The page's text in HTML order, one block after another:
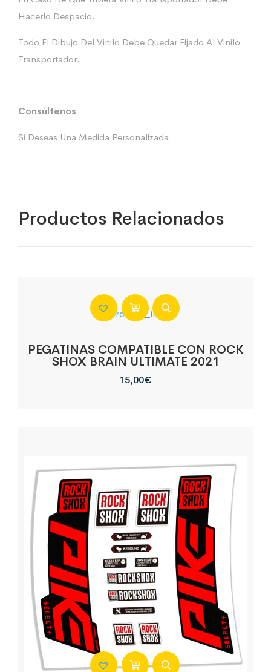
Hacerlo Despacio.
Todo El Dibujo Del Vinilo Debe Quedar Fijado Al Vinilo
Transportador.
Consúltenos
Si Deseas Una Medida Personalizada
Productos Relacionados
PEGATINAS COMPATIBLE CON ROCK
SHOX BRAIN ULTIMATE 2021
15,00€